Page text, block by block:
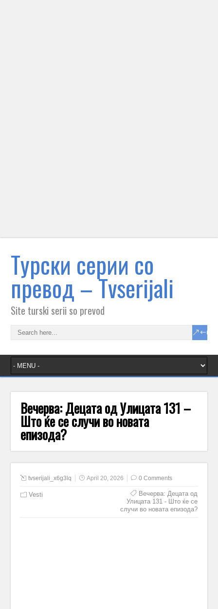
Tурски серии со
превод – Тvserijali
Site turski serii so prevod
Вечерва: Децата од Улицата 131 –
Што ќе се случи во новата
епизода?
tvserijali_x6g3lq April 20, 2026 0 Comments
Vesti
Вечерва: Децата од
Улицата 131 - Што ќе се
случи во новата епизода?